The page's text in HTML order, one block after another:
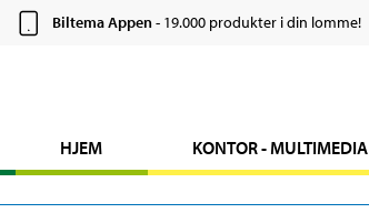
Biltema Appen- 19.000 produkter i din lomme!
HJEM KONTOR - MULTIMEDIA